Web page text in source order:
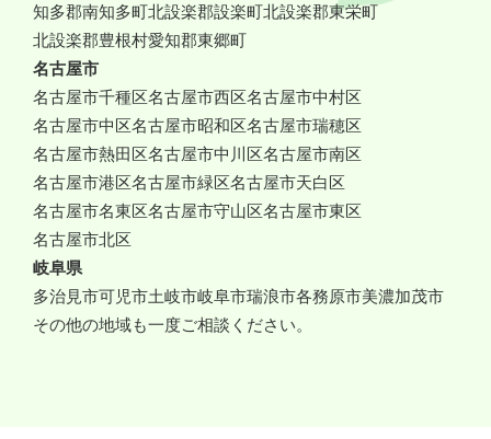
知多郡南知多町北設楽郡設楽町北設楽郡東栄町
北設楽郡豊根村愛知郡東郷町
名古屋市
名古屋市千種区名古屋市西区名古屋市中村区
名古屋市中区名古屋市昭和区名古屋市瑞穂区
名古屋市熱田区名古屋市中川区名古屋市南区
名古屋市港区名古屋市緑区名古屋市天白区
名古屋市名東区名古屋市守山区名古屋市東区
名古屋市北区
岐阜県
多治見市可児市土岐市岐阜市瑞浪市各務原市美濃加茂市
その他の地域も一度ご相談ください。